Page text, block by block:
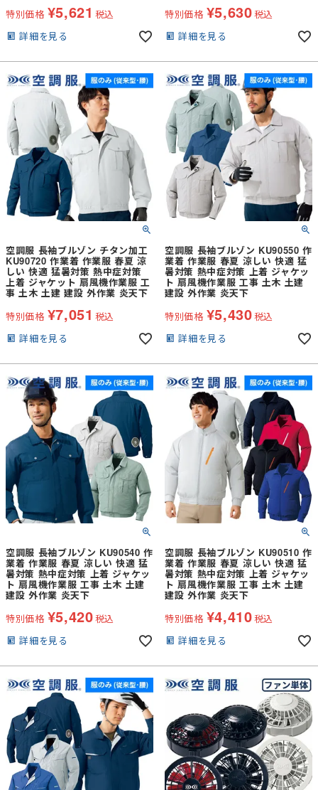
特別価格 ¥5,621 税込
詳細を見る
特別価格 ¥5,630税込
詳細を見る
空調服 長袖ブルゾン チタン加工
KU90720 作業着 作業服 春夏 涼
しい 快適 猛暑対策 熱中症対策
上着 ジャケット 扇風機作業服 工
事 土木 土建 建設 外作業 炎天下
特別価格 ¥7,051 税込
詳細を見る
空調服 長袖ブルゾン KU90550 作
業着 作業服 春夏 涼しい 快適 猛
暑対策 熱中症対策 上着 ジャケッ
ト 扇風機作業服 工事 土木 土建
建設 外作業 炎天下
特別価格 ¥5,430税込
詳細を見る
空調服 長袖ブルゾン KU90540 作
業着 作業服 春夏 涼しい 快適 猛
暑対策 熱中症対策 上着 ジャケッ
ト 扇風機作業服 工事 土木 土建
建設 外作業 炎天下
特別価格 ¥5,420税込
詳細を見る
空調服 長袖ブルゾン KU90510 作
業着 作業服 春夏 涼しい 快適 猛
暑対策 熱中症対策 上着 ジャケッ
ト 扇風機作業服 工事 土木 土建
建設 外作業 炎天下
特別価格 ¥4,410税込
詳細を見る